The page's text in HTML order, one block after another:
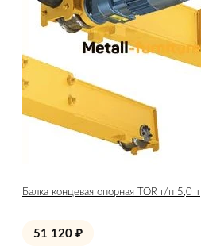
Балка концевая опорная TOR г/п 5,0 т
51 120 ₽